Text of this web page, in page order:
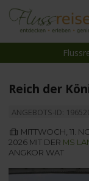
Reedereien
Schiffe
Reich der
ANGEBOTS-ID:
MITTWOCH, 11.
2026 MIT DER MS
ANGKOR WAT